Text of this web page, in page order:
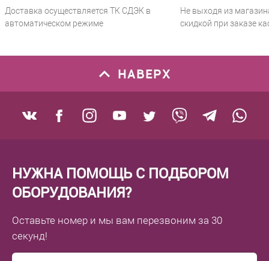
Доставка осуществляется ТК СДЭК в
автоматическом режиме
Не выходя из
скидкой при заказе
НАВЕРХ
НУЖНА ПОМОЩЬ С ПОДБОРОМ
ОБОРУДОВАНИЯ?
Оставьте номер и мы вам перезвоним за 30
секунд!